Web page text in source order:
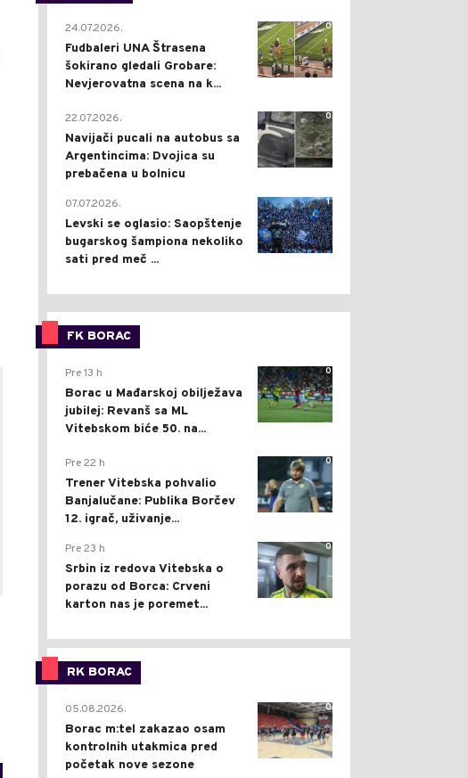
0
24.07.2026.
Fudbaleri UNA Štrasena
šokirano gledali Grobare:
Nevjerovatna scena na k...
0
22.07.2026.
Navijači pucali na autobus sa
Argentincima: Dvojica su
prebačena u bolnicu
1
07.07.2026.
Levski se oglasio: Saopštenje
bugarskog šampiona nekoliko
sati pred meč ...
FK BORAC
0
Pre 13 h
Borac u Mađarskoj obilježava
jubilej: Revanš sa ML
Vitebskom biće 50. na...
0
Pre 22 h
Trener Vitebska pohvalio
Banjalučane: Publika Borčev
12. igrač, uživanje...
0
Pre 23 h
Srbin iz redova Vitebska o
porazu od Borca: Crveni
karton nas je poremet...
RK BORAC
0
05.08.2026.
Borac m:tel zakazao osam
kontrolnih utakmica pred
početak nove sezone